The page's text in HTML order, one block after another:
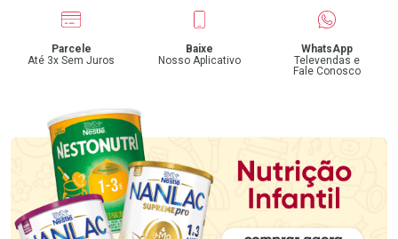
Parcele
Até 3x Sem Juros
Baixe
Nosso Aplicativo
WhatsApp
Televendas e
Fale Conosco